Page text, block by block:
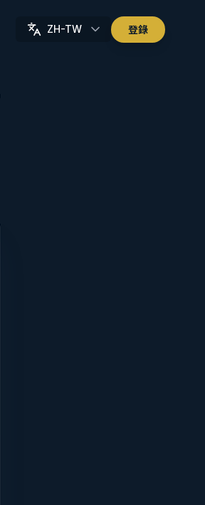
ZH-TW 登錄